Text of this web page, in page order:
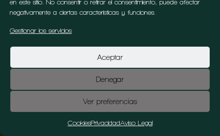
en este sitio. No consentir o retirar el consentimiento, puede afectar
negativamente a ciertas características y funciones.
Gestionar los servicios
Aceptar
Denegar
Ver preferencias
CookiesPrivacidadAviso Legal
Colonia Flandes – Las Rozas de Madrid